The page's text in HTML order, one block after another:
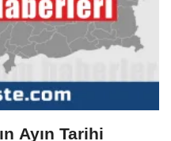
Ayın Tarihi